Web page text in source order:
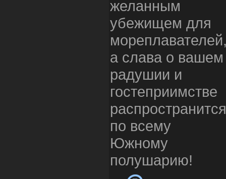
желанным
убежищем для
а слава о вашем
радушии и
гостеприимстве
распространится
по всему
Южному
полушарию!